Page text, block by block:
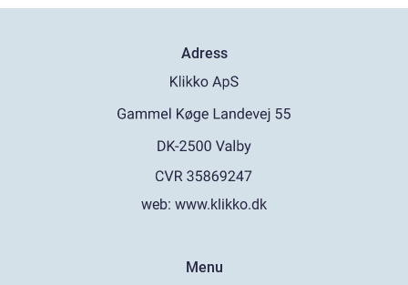
Adress
web: www.klikko.dk
Menu